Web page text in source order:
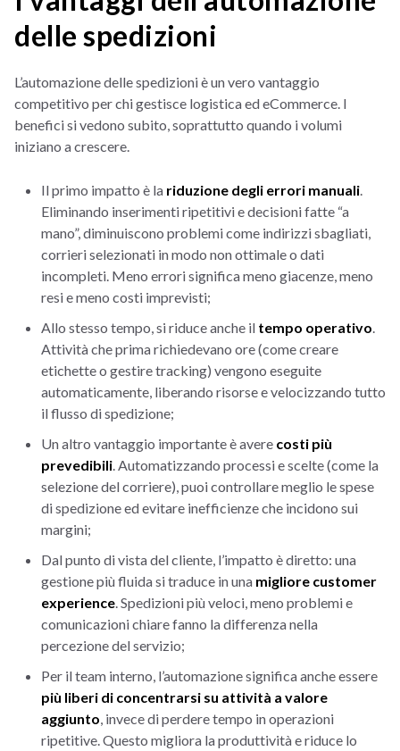
delle spedizioni
L’automazione delle spedizioni è un vero vantaggio
competitivo per chi gestisce logistica ed eCommerce. I
benefici si vedono subito, soprattutto quando i volumi
iniziano a crescere.
Il primo impatto è la riduzione degli errori manuali.
Eliminando inserimenti ripetitivi e decisioni fatte “a
mano”, diminuiscono problemi come indirizzi sbagliati,
corrieri selezionati in modo non ottimale o dati
incompleti. Meno errori significa meno giacenze, meno
resi e meno costi imprevisti;
Allo stesso tempo, si riduce anche il tempo operativo.
Attività che prima richiedevano ore (come creare
etichette o gestire tracking) vengono eseguite
automaticamente, liberando risorse e velocizzando tutto
il flusso di spedizione;
Un altro vantaggio importante è avere costi più
prevedibili. Automatizzando processi e scelte (come la
selezione del corriere), puoi controllare meglio le spese
di spedizione ed evitare inefficienze che incidono sui
margini;
Dal punto di vista del cliente, l’impatto è diretto: una
gestione più fluida si traduce in una migliore customer
experience. Spedizioni più veloci, meno problemi e
comunicazioni chiare fanno la differenza nella
percezione del servizio;
Per il team interno, l’automazione significa anche essere
più liberi di concentrarsi su attività a valore
aggiunto, invece di perdere tempo in operazioni
ripetitive. Questo migliora la produttività e riduce lo